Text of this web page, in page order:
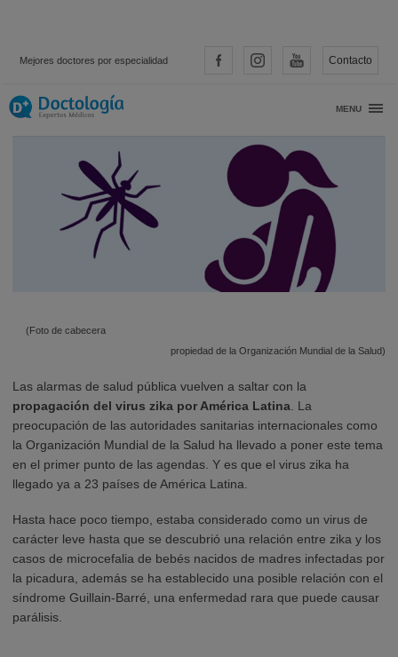
Mejores doctores por especialidad Contacto
MENU
Virus Zika
(Foto de cabecera
propiedad de la Organización Mundial de la Salud)
Las alarmas de salud pública vuelven a saltar con la
propagación del virus zika por América Latina . La
preocupación de las autoridades sanitarias internacionales como
la Organización Mundial de la Salud ha llevado a poner este tema
en el primer punto de las agendas. Y es que el virus zika ha
llegado ya a 23 países de América Latina.
Hasta hace poco tiempo, estaba considerado como un virus de
carácter leve hasta que se descubrió una relación entre zika y los
casos de microcefalia de bebés nacidos de madres infectadas por
la picadura, además se ha establecido una posible relación con el
síndrome Guillain-Barré, una enfermedad rara que puede causar
parálisis.